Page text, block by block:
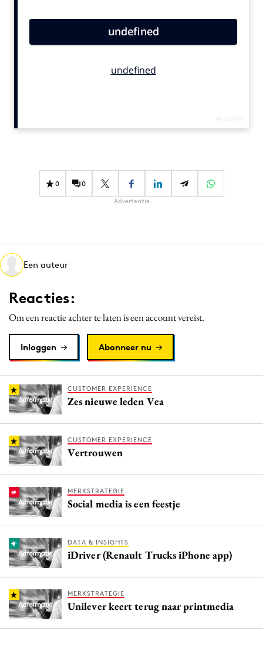
Carriere
Diversiteit
Interne communicatie
Martech
Media
Merkstrategie
PR
Purpose Marketing
Reputatie & crisis
0 0
Advertentie
Een auteur
Reacties:
Om een reactie achter te laten is een account vereist.
Inloggen Abonneer nu
CUSTOMER EXPERIENCE
Zes nieuwe leden Vea
CUSTOMER EXPERIENCE
Vertrouwen
MERKSTRATEGIE
Social media is een feestje
DATA & INSIGHTS
iDriver (Renault Trucks iPhone app)
MERKSTRATEGIE
Unilever keert terug naar printmedia